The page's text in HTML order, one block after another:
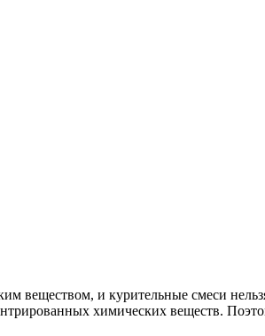
веществом, и курительные смеси
химических веществ.